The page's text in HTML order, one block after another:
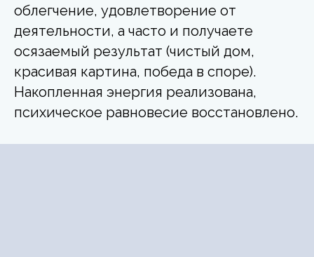
облегчение, удовлетворение от
деятельности, а часто и получаете
осязаемый результат (чистый дом,
красивая картина, победа в споре).
Накопленная энергия реализована,
психическое равновесие восстановлено.